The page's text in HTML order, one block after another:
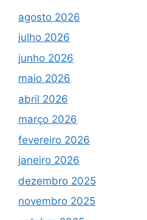
agosto 2026
julho 2026
junho 2026
maio 2026
abril 2026
março 2026
fevereiro 2026
janeiro 2026
dezembro 2025
novembro 2025